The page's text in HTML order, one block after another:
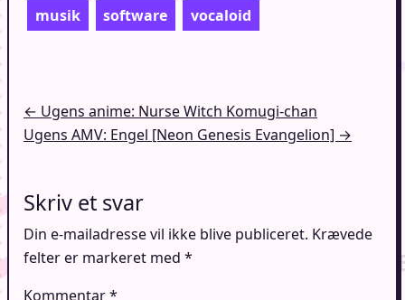
musik software vocaloid
Indlægsnavigation
← Ugens anime: Nurse Witch Komugi-chan
Ugens AMV: Engel [Neon Genesis Evangelion] →
Skriv et svar
Din e-mailadresse vil ikke blive publiceret. Krævede
felter er markeret med *
Kommentar*